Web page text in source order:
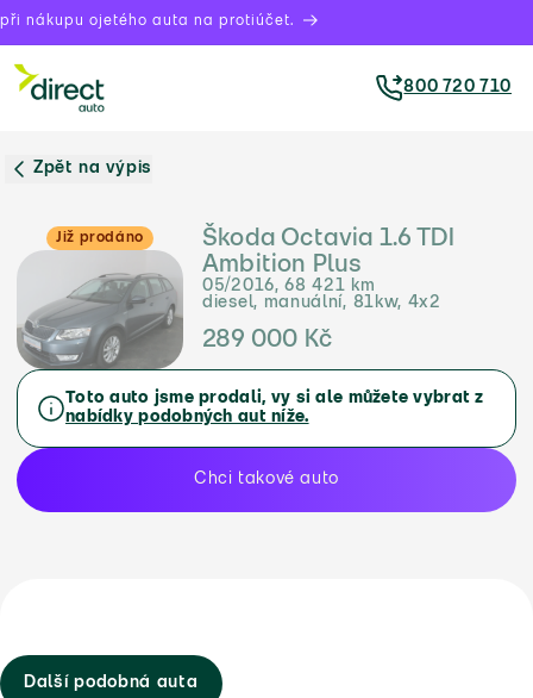
nákupu ojetého auta na protiúčet.
800 720 710
Zpět na výpis
Již prodáno
Škoda Octavia 1.6 TDI
Ambition Plus
05/2016, 68 421 km
diesel, manuální, 81kw, 4x2
289 000 Kč
Toto auto jsme prodali, vy si ale můžete vybrat z
nabídky podobných aut níže.
Chci takové auto
Další podobná auta